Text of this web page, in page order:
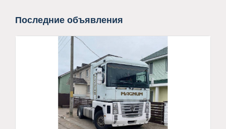
Последние объявления